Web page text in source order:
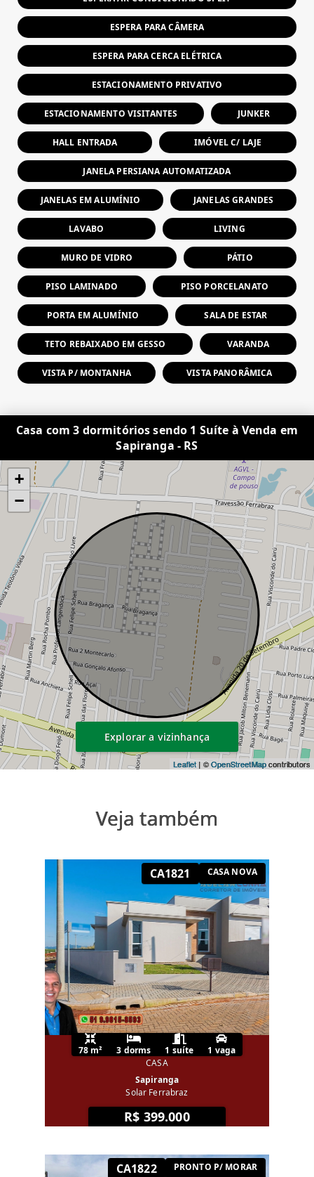
ESPERA PARA CÂMERA
ESPERA PARA CERCA ELÉTRICA
ESTACIONAMENTO PRIVATIVO
ESTACIONAMENTO VISITANTES JUNKER
HALL ENTRADA IMÓVEL C/ LAJE
JANELA PERSIANA AUTOMATIZADA
JANELAS EM ALUMÍNIO JANELAS GRANDES
LAVABO LIVING
MURO DE VIDRO PÁTIO
PISO LAMINADO PISO PORCELANATO
PORTA EM ALUMÍNIO SALA DE ESTAR
TETO REBAIXADO EM GESSO VARANDA
VISTA P/ MONTANHA VISTA PANORÂMICA
Casa com 3 dormitórios sendo 1 Suíte à Venda em
Sapiranga - RS
+
−
Leaflet | ©OpenStreetMapcontributors
Explorar a vizinhança
Veja também
CA1821 CASA NOVA
78 m² 3 dorms 1 suíte
1 vaga
CASA
Sapiranga
Solar Ferrabraz
R$ 399.000
CA1822 PRONTO P/ MORAR